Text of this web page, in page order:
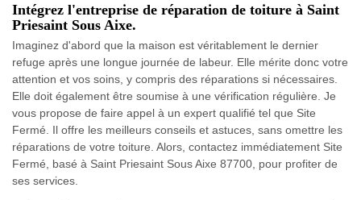
Intégrez l'entreprise de réparation de toiture à Saint
Priesaint Sous Aixe.
Imaginez d'abord que la maison est véritablement le dernier
refuge après une longue journée de labeur. Elle mérite donc votre
attention et vos soins, y compris des réparations si nécessaires.
Elle doit également être soumise à une vérification régulière. Je
vous propose de faire appel à un expert qualifié tel que Site
Fermé. Il offre les meilleurs conseils et astuces, sans omettre les
réparations de votre toiture. Alors, contactez immédiatement Site
Fermé, basé à Saint Priesaint Sous Aixe 87700, pour profiter de
ses services.